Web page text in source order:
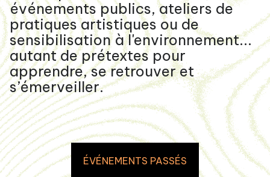
événements publics, ateliers de
pratiques artistiques ou de
sensibilisation à l'environnement...
autant de prétextes pour
apprendre, se retrouver et
s’émerveiller.
ÉVÉNEMENTS PASSÉS